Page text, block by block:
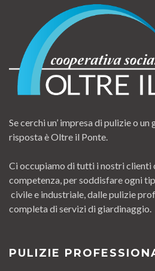
Se cerchi un’ impresa di pulizie o
risposta è Oltre il Ponte.
Ci occupiamo di tutti i nostri clienti
competenza, per soddisfare ogni
civile e industriale, dalle pulizie
completa di servizi di giardinaggio.
PULIZIE